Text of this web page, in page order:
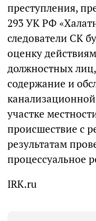
преступления,
293 УК РФ
следователи СК
оценку
должностных
содержание и
участке
происшествие с
результатам
процессуальное
IRK.ru